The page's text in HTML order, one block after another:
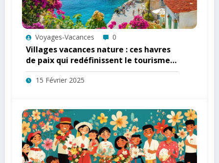
Voyages-Vacances 0
Villages vacances nature : ces havres
de paix qui redéfinissent le tourisme
durable en France
15 Février 2025